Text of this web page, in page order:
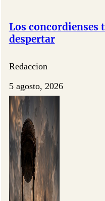
Los concordienses
despertar
Redaccion
5 agosto, 2026